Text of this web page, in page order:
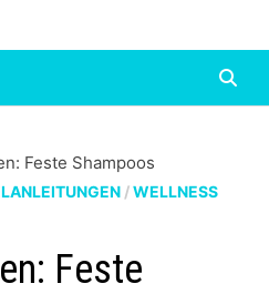
Feste Shampoos
/WELLNESS
Feste